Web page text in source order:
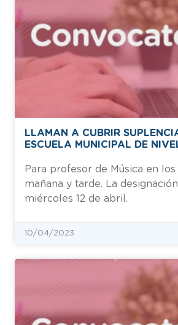
LLAMAN A CUBRIR
ESCUELA MUNICIPAL DE
Para profesor de Música en los
mañana y tarde. La
miércoles 12 de abril.
10/04/2023